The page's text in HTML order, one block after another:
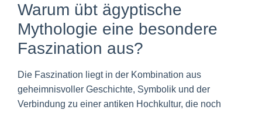
Warum übt ägyptische
Mythologie eine besondere
Faszination aus?
Die Faszination liegt in der Kombination aus
geheimnisvoller Geschichte, Symbolik und der
Verbindung zu einer antiken Hochkultur, die noch